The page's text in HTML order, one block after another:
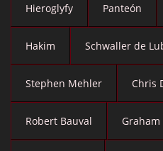
Hieroglyfy Panteón
Hakim Schwaller de
Stephen Mehler Chris
Robert Bauval Graham